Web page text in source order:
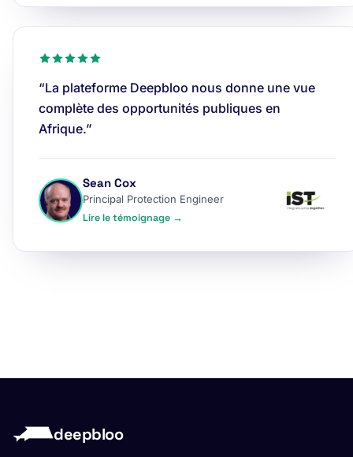
“La plateforme Deepbloo nous donne une vue
complète des opportunités publiques en
Afrique.”
Sean Cox
Principal Protection Engineer
Lire le témoignage →
deepbloo